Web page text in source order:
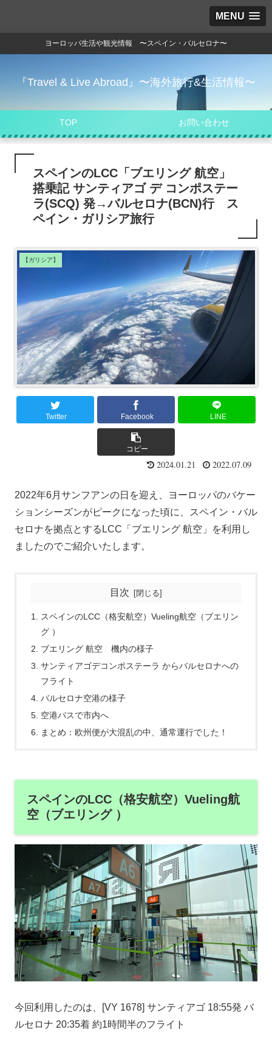
MENU
ヨーロッパ生活や観光情報 〜スペイン・バルセロナ〜
『Travel & Live Abroad』〜海外旅行&生活情報〜
TOP お問い合わせ
スペインのLCC「ブエリング 航空」
搭乗記 サンティアゴ デ コンポステー
ラ(SCQ) 発→バルセロナ(BCN)行 ス
ペイン・ガリシア旅行
【ガリシア】
Twitter Facebook LINE
コピー
2024.01.21 2022.07.09
2022年6月サンフアンの日を迎え、ヨーロッパのバケー
ションシーズンがピークになった頃に、スペイン・バル
セロナを拠点とするLCC「ブエリング 航空」を利用し
ましたのでご紹介いたします。
目次
スペインのLCC（格安航空）Vueling航空（ブエリン
グ ）
ブエリング 航空 機内の様子
サンティアゴデコンポステーラ からバルセロナへの
フライト
バルセロナ空港の様子
空港バスで市内へ
まとめ：欧州便が大混乱の中、通常運行でした！
スペインのLCC（格安航空）Vueling航
空（ブエリング ）
今回利用したのは、[VY 1678] サンティアゴ 18:55発 バ
ルセロナ 20:35着 約1時間半のフライト